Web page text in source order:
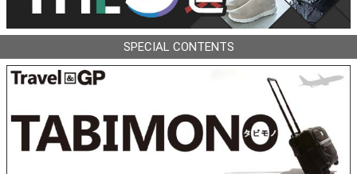
SPECIAL CONTENTS